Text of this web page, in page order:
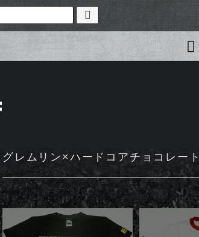
グレムリン×ハードコアチョコレート